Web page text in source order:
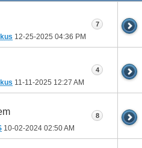
12-25-2025 04:36 PM
7
11-11-2025 12:27 AM
4
10-02-2024 02:50 AM
8